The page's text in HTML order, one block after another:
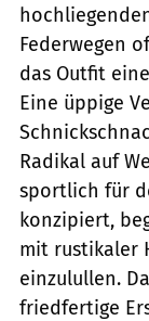
Federwegen
das Outfit
Eine üppige
Radikal auf
sportlich für
konzipiert,
mit rustikaler
einzulullen.
friedfertige